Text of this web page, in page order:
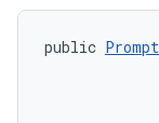
public